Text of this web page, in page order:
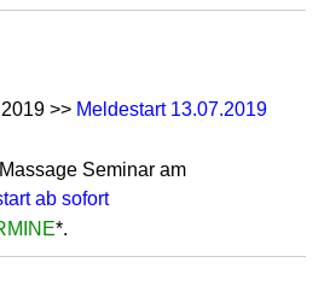
>> Meldestart 13.07.2019
Seminar am
ab sofort
*.